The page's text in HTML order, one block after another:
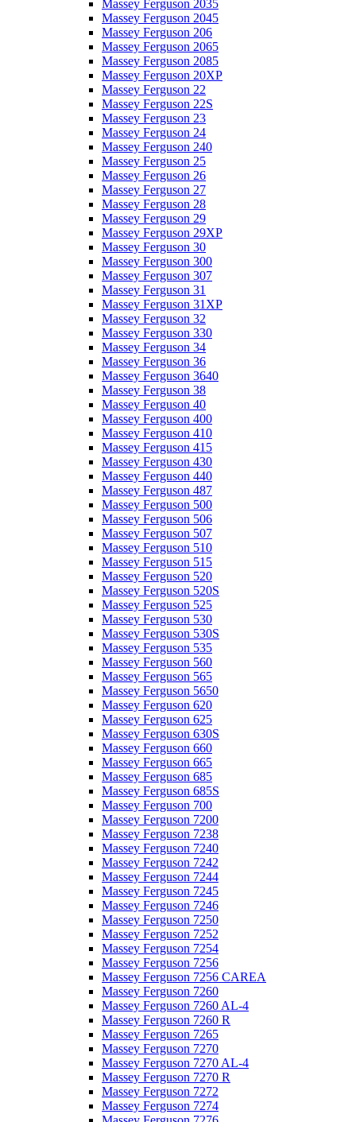
Massey Ferguson 2035
Massey Ferguson 2045
Massey Ferguson 206
Massey Ferguson 2065
Massey Ferguson 2085
Massey Ferguson 20XP
Massey Ferguson 22
Massey Ferguson 22S
Massey Ferguson 23
Massey Ferguson 24
Massey Ferguson 240
Massey Ferguson 25
Massey Ferguson 26
Massey Ferguson 27
Massey Ferguson 28
Massey Ferguson 29
Massey Ferguson 29XP
Massey Ferguson 30
Massey Ferguson 300
Massey Ferguson 307
Massey Ferguson 31
Massey Ferguson 31XP
Massey Ferguson 32
Massey Ferguson 330
Massey Ferguson 34
Massey Ferguson 36
Massey Ferguson 3640
Massey Ferguson 38
Massey Ferguson 40
Massey Ferguson 400
Massey Ferguson 410
Massey Ferguson 415
Massey Ferguson 430
Massey Ferguson 440
Massey Ferguson 487
Massey Ferguson 500
Massey Ferguson 506
Massey Ferguson 507
Massey Ferguson 510
Massey Ferguson 515
Massey Ferguson 520
Massey Ferguson 520S
Massey Ferguson 525
Massey Ferguson 530
Massey Ferguson 530S
Massey Ferguson 535
Massey Ferguson 560
Massey Ferguson 565
Massey Ferguson 5650
Massey Ferguson 620
Massey Ferguson 625
Massey Ferguson 630S
Massey Ferguson 660
Massey Ferguson 665
Massey Ferguson 685
Massey Ferguson 685S
Massey Ferguson 700
Massey Ferguson 7200
Massey Ferguson 7238
Massey Ferguson 7240
Massey Ferguson 7242
Massey Ferguson 7244
Massey Ferguson 7245
Massey Ferguson 7246
Massey Ferguson 7250
Massey Ferguson 7252
Massey Ferguson 7254
Massey Ferguson 7256
Massey Ferguson 7256 CAREA
Massey Ferguson 7260
Massey Ferguson 7260 AL-4
Massey Ferguson 7260 R
Massey Ferguson 7265
Massey Ferguson 7270
Massey Ferguson 7270 AL-4
Massey Ferguson 7270 R
Massey Ferguson 7272
Massey Ferguson 7274